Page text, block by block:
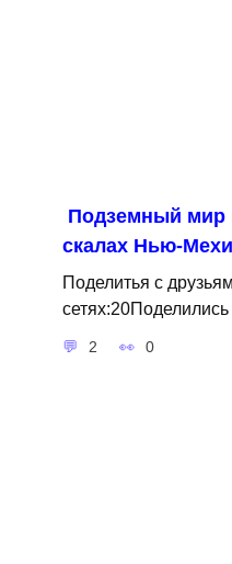
Подземный мир
скалах Нью-
Поделитья с
сетях:20Поделились
2 0